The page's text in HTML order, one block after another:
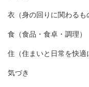
衣（身の回りに関わるも
食（食品・食卓・調理）
住（住まいと日常を快適
気づき